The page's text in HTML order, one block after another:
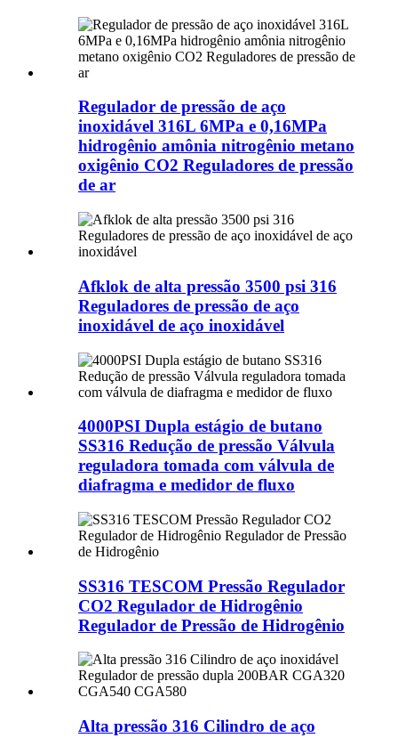
Regulador de pressão de aço
inoxidável 316L 6MPa e 0,16MPa
hidrogênio amônia nitrogênio metano
oxigênio CO2 Reguladores de pressão
de ar
Afklok de alta pressão 3500 psi 316
Reguladores de pressão de aço
inoxidável de aço inoxidável
4000PSI Dupla estágio de butano
SS316 Redução de pressão Válvula
reguladora tomada com válvula de
diafragma e medidor de fluxo
SS316 TESCOM Pressão Regulador
CO2 Regulador de Hidrogênio
Regulador de Pressão de Hidrogênio
Alta pressão 316 Cilindro de aço